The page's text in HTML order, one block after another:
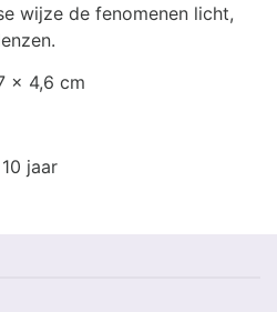
wijze de fenomenen licht,
x 4,6 cm
jaar